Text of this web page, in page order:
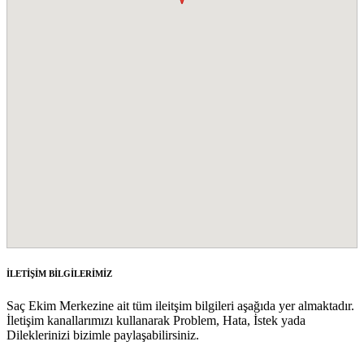
İLETİŞİM BİLGİLERİMİZ
Saç Ekim Merkezine ait tüm ileitşim bilgileri aşağıda yer almaktadır.
İletişim kanallarımızı kullanarak Problem, Hata, İstek yada
Dileklerinizi bizimle paylaşabilirsiniz.